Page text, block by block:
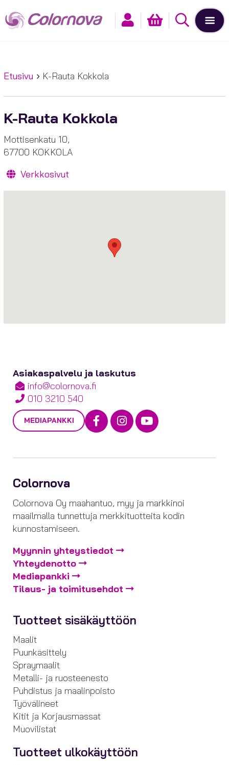
Etusivu K-Rauta Kokkola
K-Rauta Kokkola
Mottisenkatu 10,
67700 KOKKOLA
Verkkosivut
Asiakaspalvelu ja laskutus
info@colornova.fi
010 3210 540
MEDIAPANKKI Facebook
Instagram
Youtube
Colornova
Colornova Oy maahantuo, myy ja markkinoi
maailmalla tunnettuja merkkituotteita kodin
kunnostamiseen.
Myynnin yhteystiedot
Yhteydenotto
Mediapankki
Tilaus- ja toimitusehdot
Tuotteet sisäkäyttöön
Maalit
Puunkäsittely
Spraymaalit
Metalli- ja ruosteenesto
Puhdistus ja maalinpoisto
Työvälineet
Kitit ja Korjausmassat
Muovilistat
Tuotteet ulkokäyttöön